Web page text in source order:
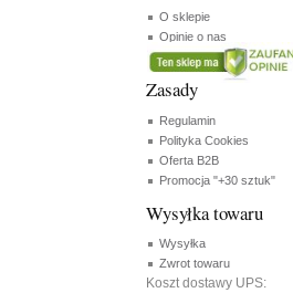
O sklepie
Opinie o nas
Zasady
Regulamin
Polityka Cookies
Oferta B2B
Promocja "+30 sztuk"
Wysyłka towaru
Wysyłka
Zwrot towaru
Koszt dostawy UPS: